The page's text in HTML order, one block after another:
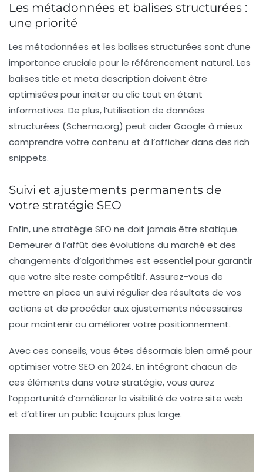
Les métadonnées et balises structurées :
une priorité
Les métadonnées et les balises structurées sont d’une
importance cruciale pour le référencement naturel. Les
balises title et meta description doivent être
optimisées pour inciter au clic tout en étant
informatives. De plus, l’utilisation de données
structurées (Schema.org) peut aider Google à mieux
comprendre votre contenu et à l’afficher dans des rich
snippets.
Suivi et ajustements permanents de
votre stratégie SEO
Enfin, une stratégie SEO ne doit jamais être statique.
Demeurer à l’affût des évolutions du marché et des
changements d’algorithmes est essentiel pour garantir
que votre site reste compétitif. Assurez-vous de
mettre en place un suivi régulier des résultats de vos
actions et de procéder aux ajustements nécessaires
pour maintenir ou améliorer votre positionnement.
Avec ces conseils, vous êtes désormais bien armé pour
optimiser votre SEO en 2024. En intégrant chacun de
ces éléments dans votre stratégie, vous aurez
l’opportunité d’améliorer la visibilité de votre site web
et d’attirer un public toujours plus large.